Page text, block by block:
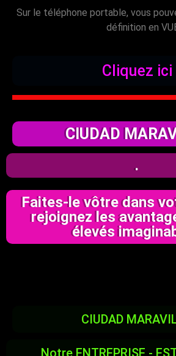
Sur le téléphone portable, vous
définition en
Cliquez ici
CIUDAD
.
Faites-le vôtre dans
rejoignez les
élevés
CIUDAD